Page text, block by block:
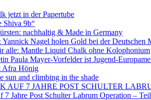
jetzt in der Papertube
Shiva 9b“
nachhaltig & Made in Germany
Nagel holen Gold bei der Deutschen
alle: Mantle Liquid Chalk ohne Kolophonium
Paula Mayer-Vorfelder ist Jugend-
Afra Hönig
sun and climbing in the shade
AUF 7 JAHRE POST SCHULTER
7 Jahre Post Schulter Labrum Operation – Teil